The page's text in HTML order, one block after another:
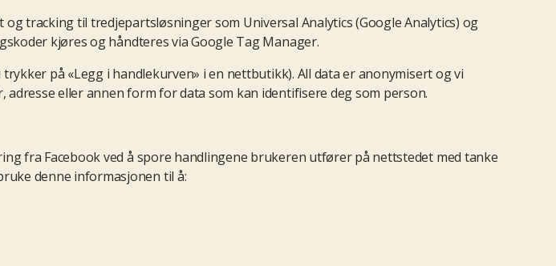
tracking til tredjepartsløsninger som Universal Analytics (Google Analytics) og
kjøres og håndteres via Google Tag Manager.
på «Legg i handlekurven» i en nettbutikk). All data er anonymisert og vi
eller annen form for data som kan identifisere deg som person.
fra Facebook ved å spore handlingene brukeren utfører på nettstedet med tanke
denne informasjonen til å: